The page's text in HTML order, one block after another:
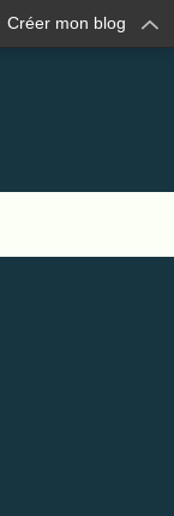
Créer mon blog